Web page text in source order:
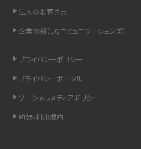
Wi-Fiを快適に使うための速度はどれくらい
紹介
LINEの着信音や通知音の設定・変更方法
着信拒否とは？設定方法やブロックした番
LINEでブロックされているか確認する方法
法人のお客さま
企業情報（UQコミュニケーションズ）
プライバシーポリシー
プライバシーポータル
ソーシャルメディアポリシー
約款•利用規約